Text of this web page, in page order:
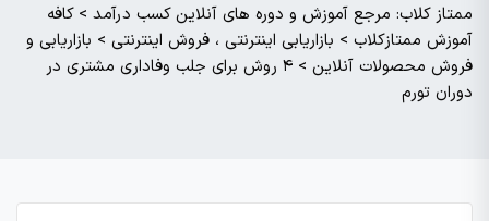
ممتاز کلاب: مرجع آموزش و دوره های آنلاین کسب درآمد > کافه
آموزش ممتازکلاب > بازاریابی اینترنتی ، فروش اینترنتی > بازاریابی و
فروش محصولات آنلاین >
۴ روش برای جلب وفاداری مشتری در
دوران تورم